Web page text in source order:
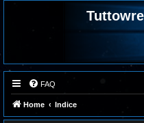
FAQ
Home Indice